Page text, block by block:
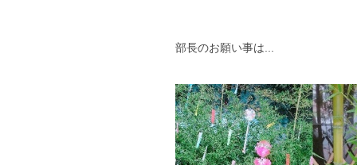
部長のお願い事は...